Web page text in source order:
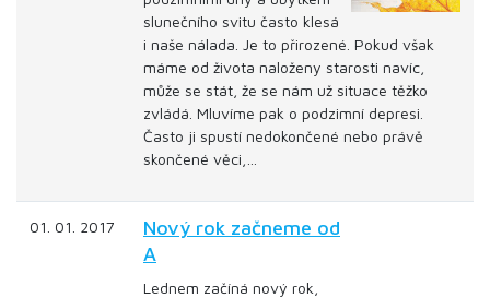
slunečního svitu často klesá
i naše nálada. Je to přirozené. Pokud však
máme od života naloženy starosti navíc,
může se stát, že se nám už situace těžko
zvládá. Mluvíme pak o podzimní depresi.
Často ji spustí nedokončené nebo právě
skončené věci,…
01. 01. 2017
Nový rok začneme od
A
Lednem začíná nový rok,